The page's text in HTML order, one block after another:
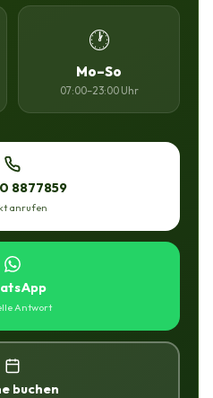
🕐
Mo–So
07:00–23:00 Uhr
8877859
anrufen
Antwort
buchen